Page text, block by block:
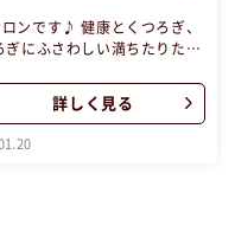
ンです♪ 健康とくつろぎ、
にふさわしい満ちたりた時
の新しい出会いを豊かなも
もてなし、きめ細やかな心
さまだけにお届けいたしま
詳しく見る